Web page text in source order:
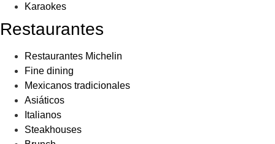
Karaokes
Restaurantes
Restaurantes Michelin
Fine dining
Mexicanos tradicionales
Asiáticos
Italianos
Steakhouses